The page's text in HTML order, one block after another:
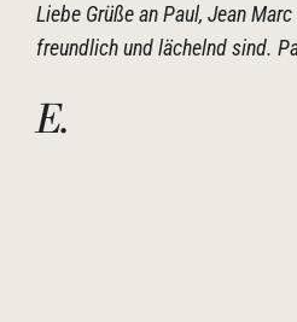
Liebe Grüße an Paul, Jean
freundlich und lächelnd sind.
E.